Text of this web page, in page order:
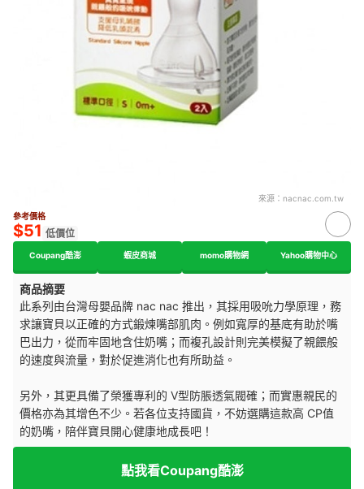
來源： nacnac.com.tw
參考價格
$51 低價位
Coupang酷澎 蝦皮商城 momo購物網 Yahoo購物中心
商品摘要
此系列由台灣母嬰品牌 nac nac 推出，其採用吸吮力學原理，務
求讓寶貝以正確的方式鍛煉嘴部肌肉。例如寬厚的基底有助於嘴
巴出力，從而牢固地含住奶嘴；而複孔設計則完美模擬了親餵般
的速度與流量，對於促進消化也有所助益。
另外，其更具備了榮獲專利的 V型防脹透氣閥確；而實惠親民的
價格亦為其增色不少。若各位支持國貨，不妨選購這款高 CP值
的奶嘴，陪伴寶貝開心健康地成長吧！
點我看Coupang酷澎